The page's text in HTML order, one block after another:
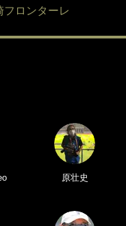
フロンターレ
原壮史